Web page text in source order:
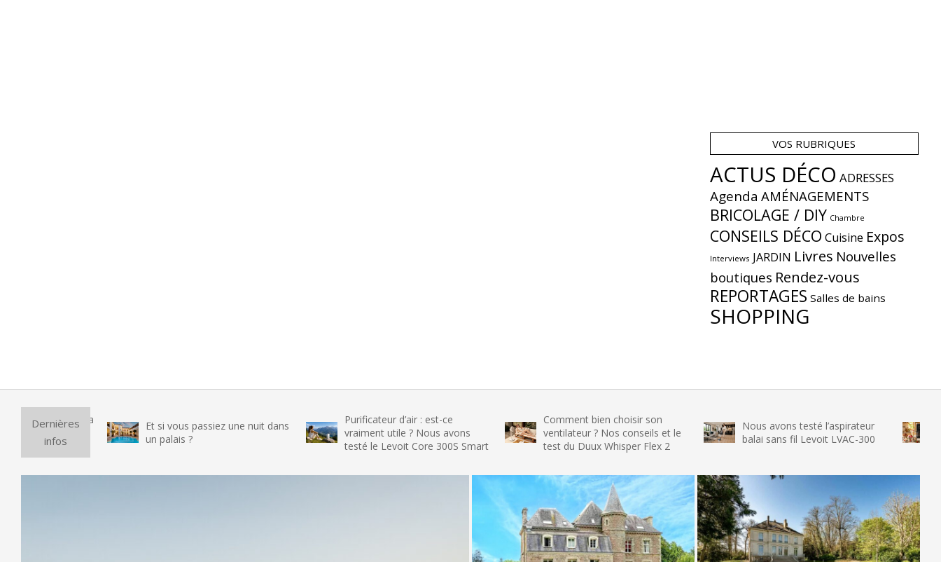
VOS RUBRIQUES
ACTUS DÉCO ADRESSES
Agenda AMÉNAGEMENTS
BRICOLAGE / DIY Chambre
CONSEILS DÉCO Cuisine Expos
Interviews JARDIN Livres Nouvelles
boutiques Rendez-vous
REPORTAGES Salles de bains
SHOPPING
Dernières
infos
Et si vous passiez une nuit dans
un palais ?
Purificateur d’air : est-ce
vraiment utile ? Nous avons
testé le Levoit Core 300S Smart
Comment bien choisir son
ventilateur ? Nos conseils et le
test du Duux Whisper Flex 2
Nous avons testé l’aspirateur
balai sans fil Levoit LVAC-300
Nous
glace